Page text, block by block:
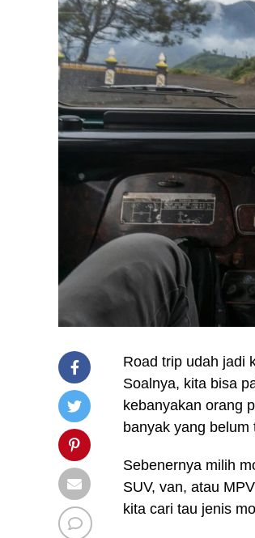
Road trip udah jadi
Soalnya, kita bisa
kebanyakan orang
banyak yang
Sebenernya milih
SUV, van, atau
kita cari tau jenis